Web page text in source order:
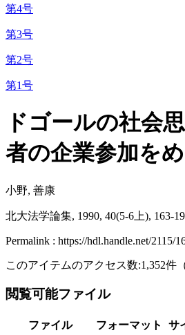
第4号
第3号
第2号
第1号
ドゴールの社会
者の企業参加を
小野, 善康
北大法学論集, 1990, 40(5-6上), 163-
Permalink : https://hdl.handle.net/2115/
このアイテムのアクセス数:1,352件
閲覧可能ファイル
ファイル フォーマット サ